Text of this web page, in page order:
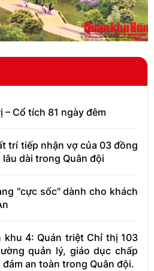
Video
– Cổ tích 81 ngày đêm
trí tiếp nhận vợ của 03 đồng
dài trong Quân đội
"cực sốc" dành cho khách
khu 4: Quán triệt Chỉ thị 103
quản lý, giáo dục chấp
an toàn trong Quân đội.